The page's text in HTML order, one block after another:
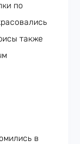
по
также
в